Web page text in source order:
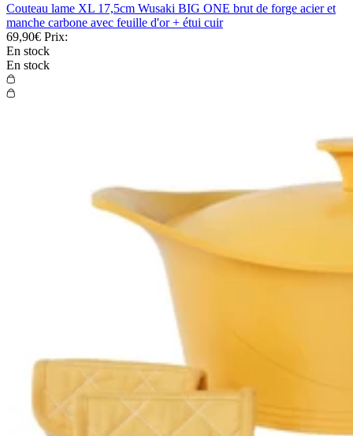
Couteau lame XL 17,5cm Wusaki BIG ONE brut de forge acier et
manche carbone avec feuille d'or + étui cuir
69,90€ Prix:
En stock
En stock